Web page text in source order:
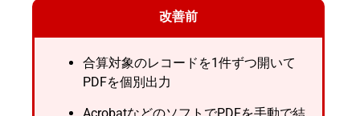
改善前
合算対象のレコードを1件ずつ開いて
PDFを個別出力
AcrobatなどのソフトでPDFを手動で結